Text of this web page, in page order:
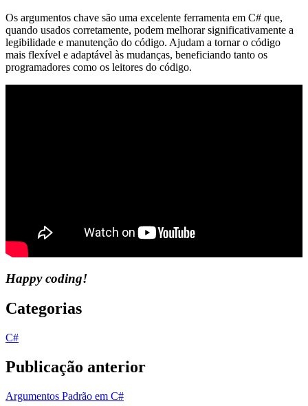
Os argumentos chave são uma excelente ferramenta em C# que,
quando usados corretamente, podem melhorar significativamente a
legibilidade e manutenção do código. Ajudam a tornar o código
mais flexível e adaptável às mudanças, beneficiando tanto os
programadores como os leitores do código.
Happy coding!
Categorias
C#
Publicação anterior
Argumentos Padrão em C#